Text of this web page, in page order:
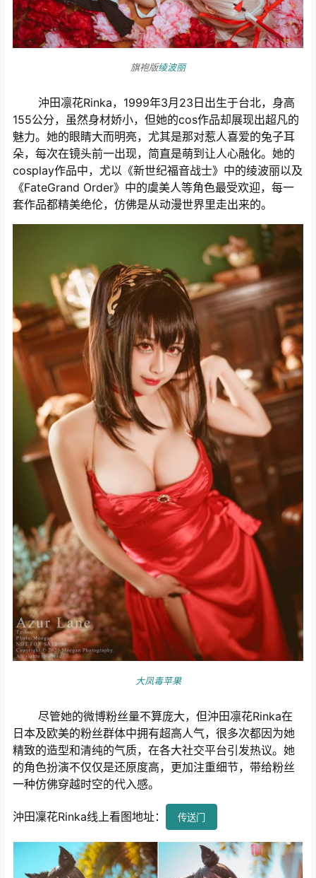
旗袍版绫波丽
沖田凛花Rinka，1999年3月23日出生于台北，身高
155公分，虽然身材娇小，但她的cos作品却展现出超凡的
魅力。她的眼睛大而明亮，尤其是那对惹人喜爱的兔子耳
朵，每次在镜头前一出现，简直是萌到让人心融化。她的
cosplay作品中，尤以《新世纪福音战士》中的绫波丽以及
《FateGrand Order》中的虞美人等角色最受欢迎，每一
套作品都精美绝伦，仿佛是从动漫世界里走出来的。
大凤毒苹果
尽管她的微博粉丝量不算庞大，但沖田凛花Rinka在
日本及欧美的粉丝群体中拥有超高人气，很多次都因为她
精致的造型和清纯的气质，在各大社交平台引发热议。她
的角色扮演不仅仅是还原度高，更加注重细节，带给粉丝
一种仿佛穿越时空的代入感。
沖田凜花Rinka线上看图地址： 传送门